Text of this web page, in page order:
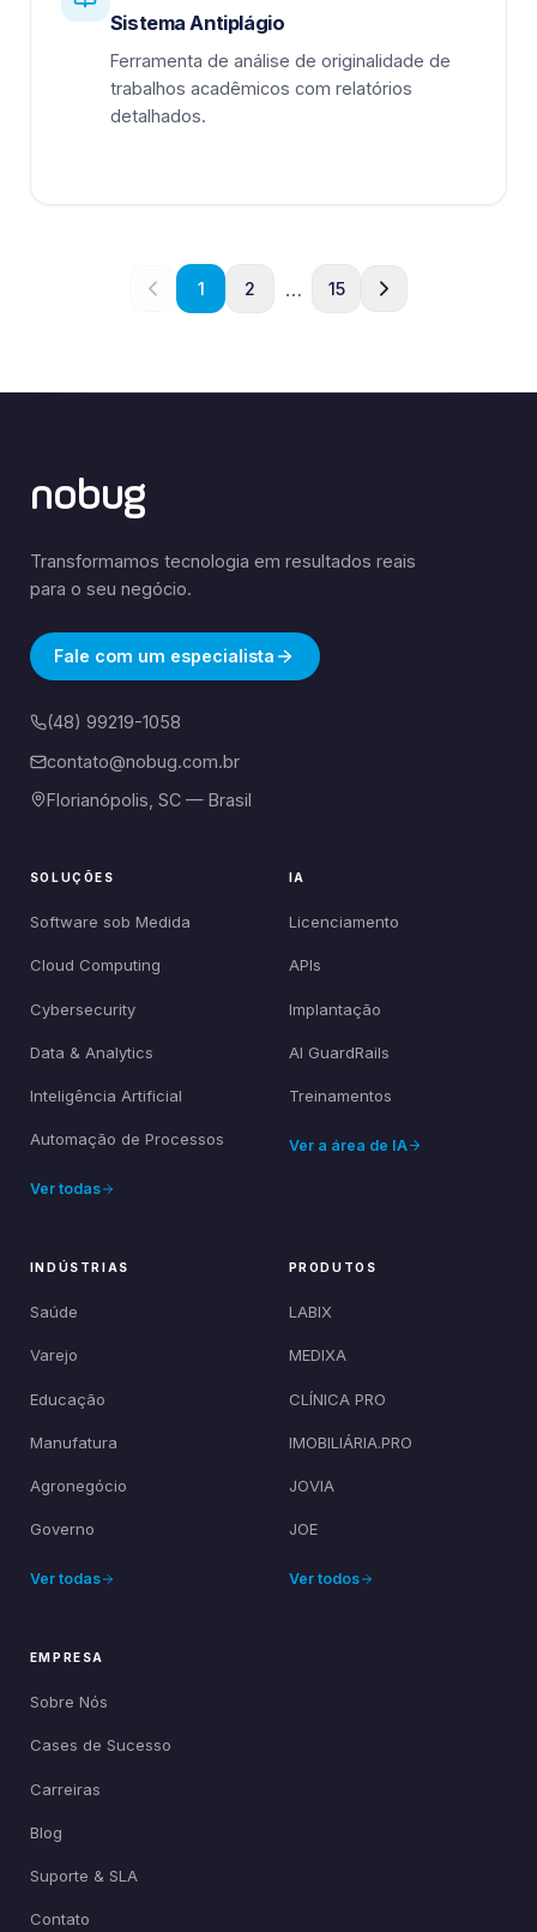
Sistema Antiplágio
Ferramenta de análise de originalidade de
trabalhos acadêmicos com relatórios
detalhados.
1 2 … 15
nobug
Transformamos tecnologia em resultados reais
para o seu negócio.
Fale com um especialista
(48) 99219-1058
contato@nobug.com.br
Florianópolis, SC — Brasil
SOLUÇÕES
Software sob Medida
Cloud Computing
Cybersecurity
Data & Analytics
Inteligência Artificial
Automação de Processos
Ver todas
IA
Licenciamento
APIs
Implantação
AI GuardRails
Treinamentos
Ver a área de IA
INDÚSTRIAS
Saúde
Varejo
Educação
Manufatura
Agronegócio
Governo
Ver todas
PRODUTOS
LABIX
MEDIXA
CLÍNICA PRO
IMOBILIÁRIA.PRO
JOVIA
JOE
Ver todos
EMPRESA
Sobre Nós
Cases de Sucesso
Carreiras
Blog
Suporte & SLA
Contato